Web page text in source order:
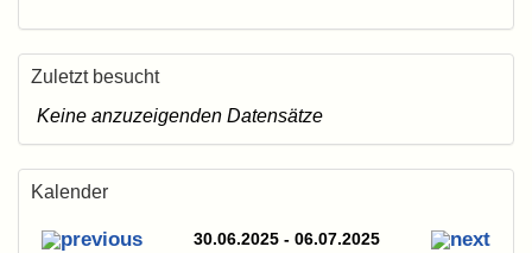
Zuletzt besucht
Keine anzuzeigenden Datensätze
Kalender
30.06.2025 - 06.07.2025